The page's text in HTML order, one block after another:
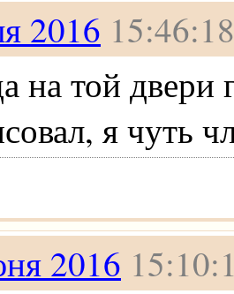
2016 15:46:18
на той двери
я чуть
2016